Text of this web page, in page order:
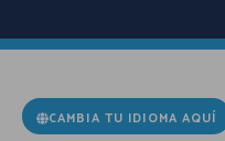
CAMBIA TU IDIOMA AQUÍ